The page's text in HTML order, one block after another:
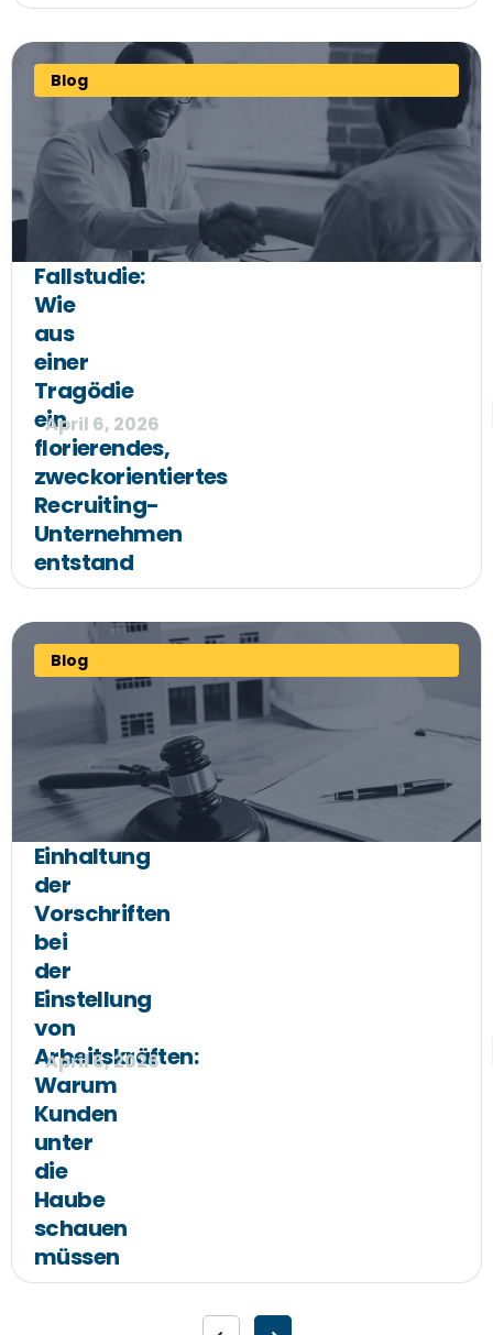
Blog
Fallstudie:
Wie
aus
einer
Tragödie
ein
florierendes,
zweckorientiertes
Recruiting-
Unternehmen
entstand
April 6, 2026
Blog
Einhaltung
der
Vorschriften
bei
der
Einstellung
von
Arbeitskräften:
Warum
Kunden
unter
die
Haube
schauen
müssen
April 6, 2026